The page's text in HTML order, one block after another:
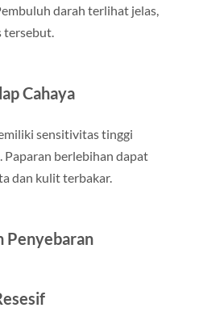
darah terlihat jelas,
tersebut.
Cahaya
sensitivitas tinggi
berlebihan dapat
dan kulit terbakar.
Penyebaran